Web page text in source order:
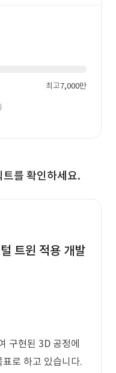
최고7,000만
를 확인하세요.
트윈 적용 개발
구현된 3D 공정에
로 하고 있습니다.